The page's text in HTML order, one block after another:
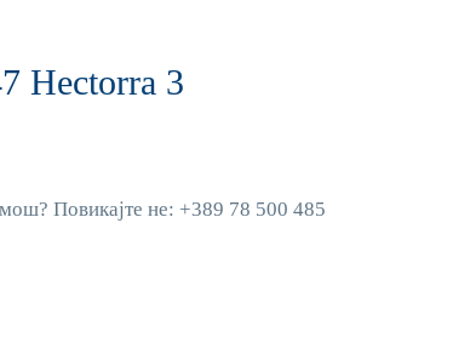
Hectorra 3
Повикајте не: +389 78 500 485